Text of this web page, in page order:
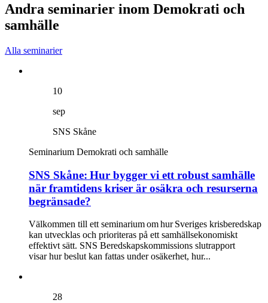
Andra seminarier inom Demokrati och
samhälle
Alla seminarier
10
sep
SNS Skåne
Seminarium Demokrati och samhälle
SNS Skåne: Hur bygger vi ett robust samhälle
när framtidens kriser är osäkra och resurserna
begränsade?
Välkommen till ett seminarium om hur Sveriges krisberedskap
kan utvecklas och prioriteras på ett samhällsekonomiskt
effektivt sätt. SNS Beredskapskommissions slutrapport
visar hur beslut kan fattas under osäkerhet, hur...
28